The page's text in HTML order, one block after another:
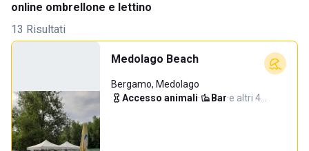
online ombrellone e lettino
13 Risultati
Medolago Beach
Bergamo, Medolago
Accesso animali· Bar·e altri 4…